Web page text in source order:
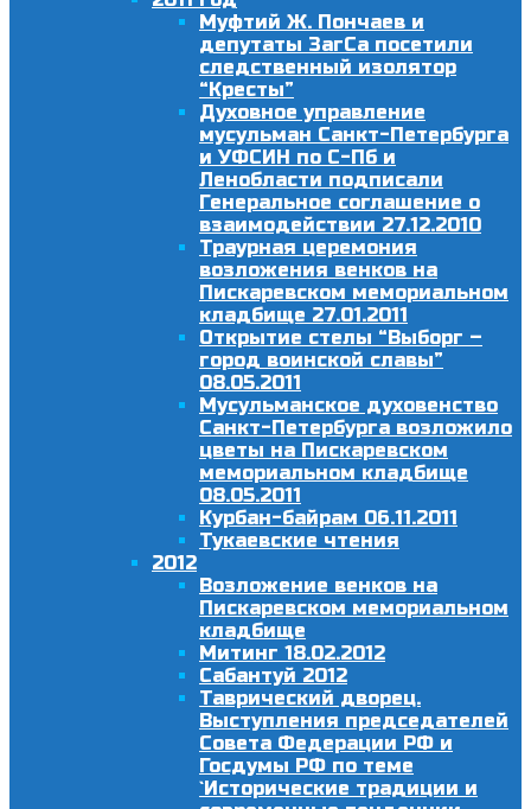
Муфтий Ж. Пончаев и
депутаты ЗагСа посетили
следственный изолятор
“Кресты”
Духовное управление
мусульман Санкт-Петербурга
и УФСИН по С-Пб и
Ленобласти подписали
Генеральное соглашение о
взаимодействии 27.12.2010
Траурная церемония
возложения венков на
Пискаревском мемориальном
кладбище 27.01.2011
Открытие стелы “Выборг –
город воинской славы”
08.05.2011
Мусульманское духовенство
Санкт-Петербурга возложило
цветы на Пискаревском
мемориальном кладбище
08.05.2011
Курбан-байрам 06.11.2011
Тукаевские чтения
2012
Возложение венков на
Пискаревском мемориальном
кладбище
Митинг 18.02.2012
Сабантуй 2012
Таврический дворец.
Выступления председателей
Совета Федерации РФ и
Госдумы РФ по теме
`Исторические традиции и